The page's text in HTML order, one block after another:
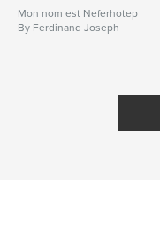
Mon nom est Neferhotep
By Ferdinand Joseph